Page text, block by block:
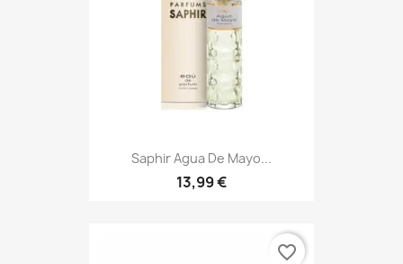
Saphir Agua De Mayo...
13,99 €
favorite_border